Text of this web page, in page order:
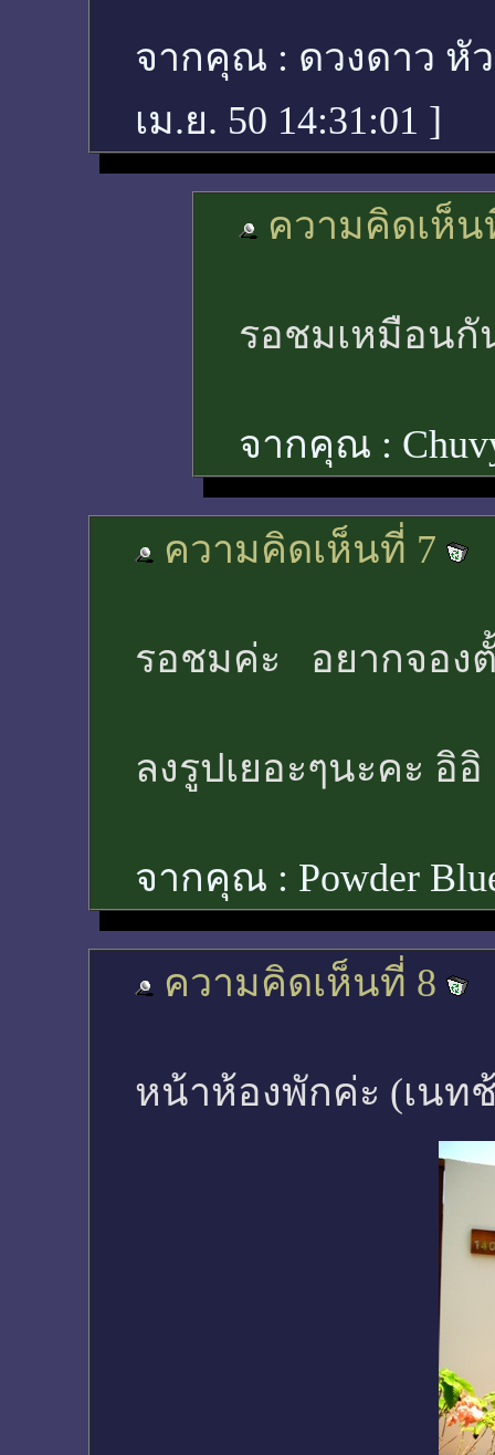
จากคุณ : ดวงดาว หั
เม.ย. 50 14:31:01 ]
ความคิดเห็น
รอชมเหมือนกั
จากคุณ :
ความคิดเห็นที่ 7
รอชมค่ะ อยากจอง
ลงรูปเยอะๆนะคะ อิอิ
จากคุณ : Powder
ความคิดเห็นที่ 8
หน้าห้องพักค่ะ (เนท